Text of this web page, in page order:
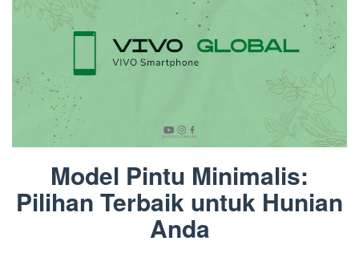
Model Pintu Minimalis:
Pilihan Terbaik untuk Hunian
Anda